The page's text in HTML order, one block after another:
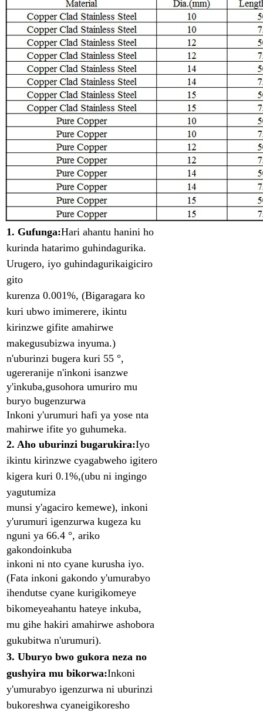
1. Gufunga:Hari ahantu hanini ho
kurinda hatarimo guhindagurika.
Urugero, iyo guhindagurikaigiciro
gito
kurenza 0.001%, (Bigaragara ko
kuri ubwo imimerere, ikintu
kirinzwe gifite amahirwe
makegusubizwa inyuma.)
n'uburinzi bugera kuri 55 °,
ugereranije n'inkoni isanzwe
y'inkuba,gusohora umuriro mu
buryo bugenzurwa
Inkoni y'urumuri hafi ya yose nta
mahirwe ifite yo guhumeka.
2. Aho uburinzi bugarukira:Iyo
ikintu kirinzwe cyagabweho igitero
kigera kuri 0.1%,(ubu ni ingingo
yagutumiza
munsi y'agaciro kemewe), inkoni
y'urumuri igenzurwa kugeza ku
nguni ya 66.4 °, ariko
gakondoinkuba
inkoni ni nto cyane kurusha iyo.
(Fata inkoni gakondo y'umurabyo
ihendutse cyane kurigikomeye
bikomeyeahantu hateye inkuba,
mu gihe hakiri amahirwe ashobora
gukubitwa n'urumuri).
3. Uburyo bwo gukora neza no
gushyira mu bikorwa:Inkoni
y'umurabyo igenzurwa ni uburinzi
bukoreshwa cyaneigikoresho